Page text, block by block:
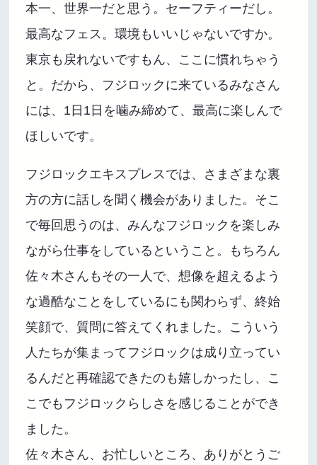
本一、世界一だと思う。セーフティーだし。
最高なフェス。環境もいいじゃないですか。
東京も戻れないですもん、ここに慣れちゃう
と。だから、フジロックに来ているみなさん
には、1日1日を噛み締めて、最高に楽しんで
ほしいです。
フジロックエキスプレスでは、さまざまな裏
方の方に話しを聞く機会がありました。そこ
で毎回思うのは、みんなフジロックを楽しみ
ながら仕事をしているということ。もちろん
佐々木さんもその一人で、想像を超えるよう
な過酷なことをしているにも関わらず、終始
笑顔で、質問に答えてくれました。こういう
人たちが集まってフジロックは成り立ってい
るんだと再確認できたのも嬉しかったし、こ
こでもフジロックらしさを感じることができ
ました。
佐々木さん、お忙しいところ、ありがとうご